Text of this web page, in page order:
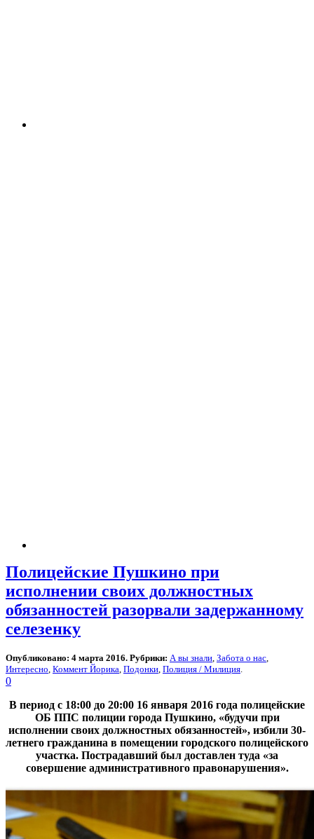
Полицейские Пушкино при
исполнении своих должностных
обязанностей разорвали задержанному
селезенку
Опубликовано: 4 марта 2016. Рубрики: А вы знали Забота о нас
Интересно Коммент Йорика Подонки Полиция / Милиция
0
В период с 18:00 до 20:00 16 января 2016 года полицейские
ОБ ППС полиции города Пушкино, «будучи при
исполнении своих должностных обязанностей», избили 30-
летнего гражданина в помещении городского полицейского
участка. Пострадавший был доставлен туда «за
совершение административного правонарушения».